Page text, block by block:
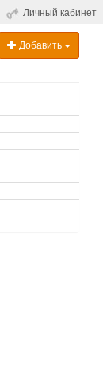
Личный кабинет
Добавить